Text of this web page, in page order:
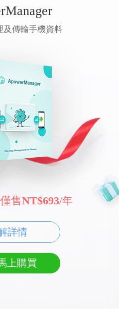
及傳輸手機資料
僅售NT$693/年
詳情
上購買